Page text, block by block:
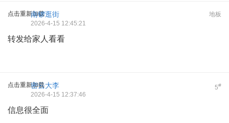
点击重新加载 地板
南锣逛街
2026-4-15 12:45:21
转发给家人看看
点击重新加载 5#
密云大李
2026-4-15 12:37:46
信息很全面